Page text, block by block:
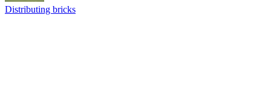
Distributing bricks